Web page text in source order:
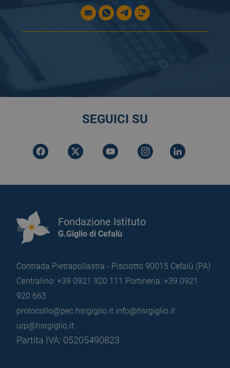
SEGUICI SU
Fondazione Istituto
G.Giglio di Cefalù
Contrada Pietrapollastra - Pisciotto 90015 Cefalù (PA)
Centralino: +39 0921 920 111 Portineria: +39 0921
920 663
protocollo@pec.hsrgiglio.it info@hsrgiglio.it
urp@hsrgiglio.it
Partita IVA: 05205490823